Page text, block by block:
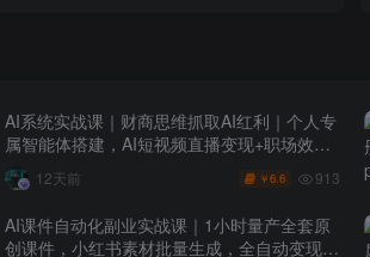
AI系统实战课｜财商思维抓取AI红利｜个人专
属智能体搭建，AI短视频直播变现+职场效率
升级全套教程
12天前 ￥6.6 913
AI课件自动化副业实战课｜1小时量产全套原
创课件，小红书素材批量生成，全自动变现管